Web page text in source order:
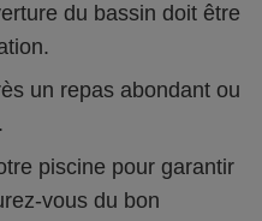
du bassin doit être
un repas abondant ou
piscine pour garantir
vous du bon